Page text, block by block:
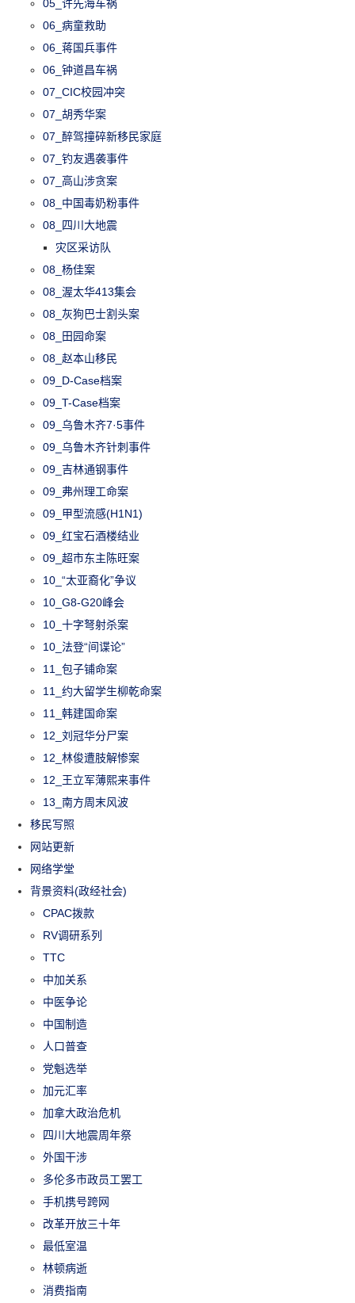
05_许先海车祸
06_病童救助
06_蒋国兵事件
06_钟道昌车祸
07_CIC校园冲突
07_胡秀华案
07_醉驾撞碎新移民家庭
07_钓友遇袭事件
07_高山涉贪案
08_中国毒奶粉事件
08_四川大地震
灾区采访队
08_杨佳案
08_渥太华413集会
08_灰狗巴士割头案
08_田园命案
08_赵本山移民
09_D-Case档案
09_T-Case档案
09_乌鲁木齐7·5事件
09_乌鲁木齐针刺事件
09_吉林通钢事件
09_弗州理工命案
09_甲型流感(H1N1)
09_红宝石酒楼结业
09_超市东主陈旺案
10_“太亚裔化”争议
10_G8-G20峰会
10_十字弩射杀案
10_法登“间谍论”
11_包子铺命案
11_约大留学生柳乾命案
11_韩建国命案
12_刘冠华分尸案
12_林俊遭肢解惨案
12_王立军薄熙来事件
13_南方周末风波
移民写照
网站更新
网络学堂
背景资料(政经社会)
CPAC拨款
RV调研系列
TTC
中加关系
中医争论
中国制造
人口普查
党魁选举
加元汇率
加拿大政治危机
四川大地震周年祭
外国干涉
多伦多市政员工罢工
手机携号跨网
改革开放三十年
最低室温
林顿病逝
消费指南